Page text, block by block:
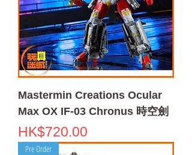
Mastermin Creations Ocular
Max OX IF-03 Chronus 時空劍
Price
HK$720.00
Pre Order